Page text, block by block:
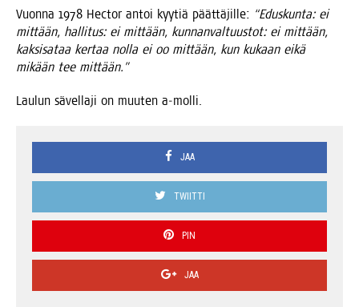
Vuon­na 1978 Hec­tor antoi kyy­tiä päät­tä­jil­le: “Edus­kun­ta: ei
mit­tään, hal­li­tus: ei mit­tään, kun­nan­val­tuus­tot: ei mit­tään,
kak­si­sa­taa ker­taa nol­la ei oo mit­tään, kun kukaan eikä
mikään tee mittään.”
Lau­lun sävel­la­ji on muu­ten a‑molli.
JAA
TWIITTI
PIN
JAA